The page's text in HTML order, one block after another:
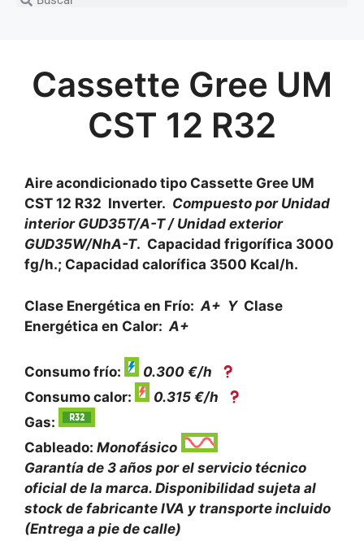
Cassette Gree UM
CST 12 R32
Aire acondicionado tipo Cassette Gree UM
CST 12 R32 Inverter. Compuesto por Unidad
interior GUD35T/A-T / Unidad exterior
GUD35W/NhA-T. Capacidad frigorífica 3000
fg/h.; Capacidad calorífica 3500 Kcal/h.
Clase Energética en Frío: A+ Y Clase
Energética en Calor: A+
Consumo frío:
0.300 €/h
Consumo calor:
0.315 €/h
Gas:
Cableado: Monofásico
Garantía de 3 años por el servicio técnico
oficial de la marca. Disponibilidad sujeta al
stock de fabricante IVA y transporte incluido
(Entrega a pie de calle)